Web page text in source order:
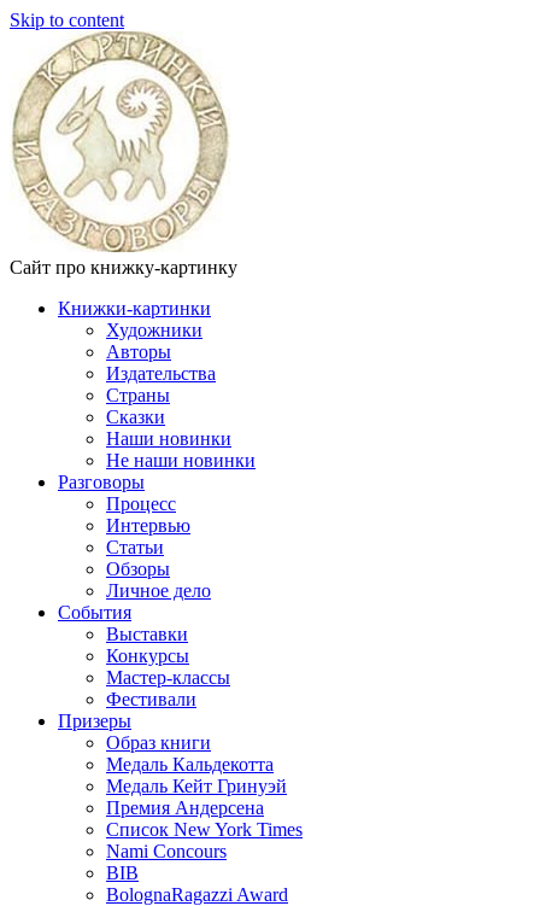
Skip to content
Сайт про книжку-картинку
Книжки-картинки
Художники
Авторы
Издательства
Страны
Сказки
Наши новинки
Не наши новинки
Разговоры
Процесс
Интервью
Статьи
Обзоры
Личное дело
События
Выставки
Конкурсы
Мастер-классы
Фестивали
Призеры
Образ книги
Медаль Кальдекотта
Медаль Кейт Гринуэй
Премия Андерсена
Список New York Times
Nami Concours
BIB
BolognaRagazzi Award